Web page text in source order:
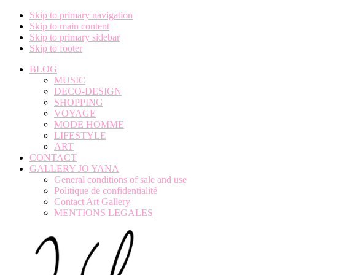
Skip to primary navigation
Skip to main content
Skip to primary sidebar
Skip to footer
BLOG
MUSIC
DECO-DESIGN
SHOPPING
VOYAGE
MODE HOMME
LIFESTYLE
ART
CONTACT
GALLERY JO YANA
General conditions of sale and use
Politique de confidentialité
Contact Art Gallery
MENTIONS LEGALES